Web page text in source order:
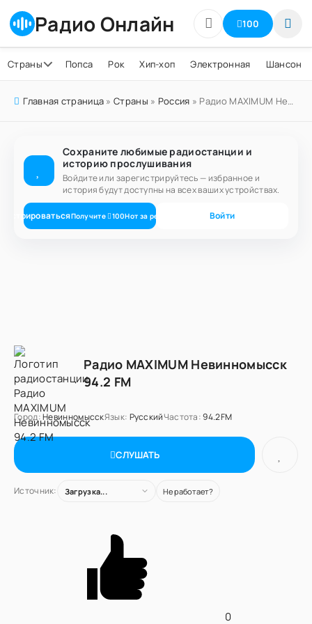
Радио Онлайн 100
Страны Попса Рок Хип-хоп Электронная Шансон
Главная страница »Страны » Россия » Радио MAXIMUM Невинномысск 94.2 FM
Сохраните любимые радиостанции и
историю прослушивания
Войдите или зарегистрируйтесь — избранное и
история будут доступны на всех ваших устройствах.
Получите 100Нот за регистрацию Войти
Радио MAXIMUM Невинномысск
94.2 FM
Город:НевинномысскЯзык: РусскийЧастота:94.2FM
СЛУШАТЬ
Источник: Загрузка... Не работает?
0